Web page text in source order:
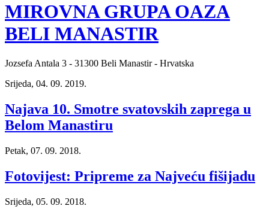
MIROVNA GRUPA OAZA
BELI MANASTIR
Jozsefa Antala 3 - 31300 Beli Manastir - Hrvatska
Srijeda, 04. 09. 2019.
Najava 10. Smotre svatovskih zaprega u
Belom Manastiru
Petak, 07. 09. 2018.
Fotovijest: Pripreme za Najveću fišijadu
Srijeda, 05. 09. 2018.